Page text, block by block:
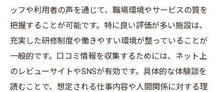
ッフや利用者の声を通じて、職場環境やサービスの質を
把握することが可能です。特に良い評価が多い施設は、
充実した研修制度や働きやすい環境が整っていることが
一般的です。口コミ情報を収集するためには、ネット上
のレビューサイトやSNSが有効です。具体的な体験談を
読むことで、想定される仕事内容や人間関係に対する理